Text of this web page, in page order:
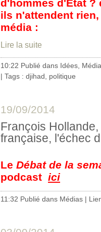
d'hommes d'Etat ?
ils n'attendent
média :
Lire la suite
10:22 Publié dans Idées,
| Tags : djihad, politique
19/09/2014
François
française, l'échec
Le Débat de la
podcast ici
11:32 Publié dans Médias |